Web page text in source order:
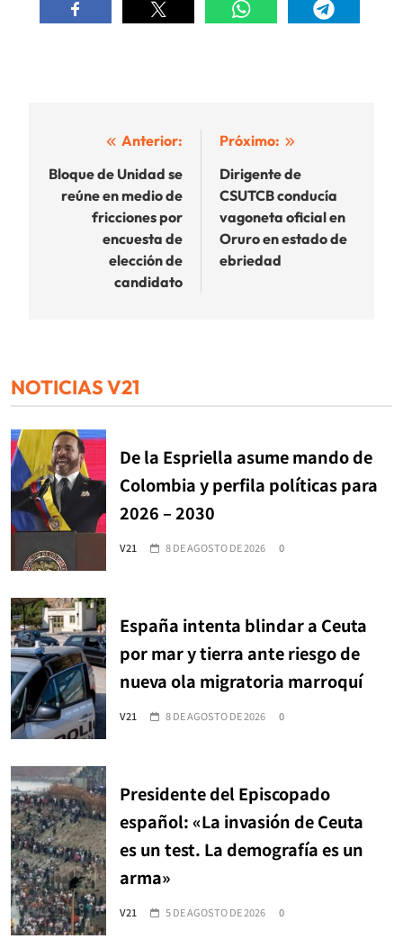
Navegación
de
entradas
Anterior:
Bloque de Unidad se
reúne en medio de
fricciones por
encuesta de
elección de
candidato
Próximo:
Dirigente de
CSUTCB conducía
vagoneta oficial en
Oruro en estado de
ebriedad
NOTICIAS V21
De la Espriella asume mando de
Colombia y perfila políticas para
2026 – 2030
V21 8 DE AGOSTO DE 2026 0
España intenta blindar a Ceuta
por mar y tierra ante riesgo de
nueva ola migratoria marroquí
V21 8 DE AGOSTO DE 2026 0
Presidente del Episcopado
español: «La invasión de Ceuta
es un test. La demografía es un
arma»
V21 5 DE AGOSTO DE 2026 0